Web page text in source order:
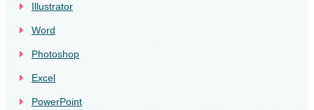
Illustrator
Word
Photoshop
Excel
PowerPoint